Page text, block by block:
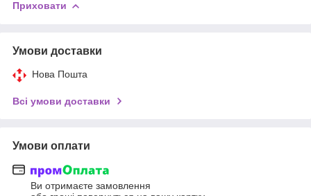
Приховати
Умови доставки
Нова Пошта
Всі умови доставки
Умови оплати
Ви отримаєте замовлення